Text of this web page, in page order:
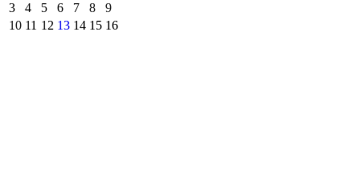
3
4 5 6 7 8
9
10 11 12 13 14 15 16